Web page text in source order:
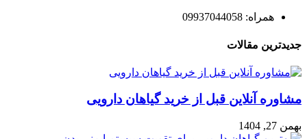
همراه: 09937044058
جدیدترین مقالات
مشاوره آنلاین قبل از خرید گیاهان دارویی
بهمن 27, 1404